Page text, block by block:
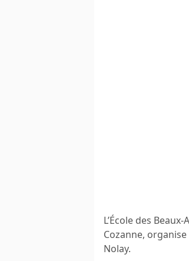
L’École des
Cozanne,
Nolay.